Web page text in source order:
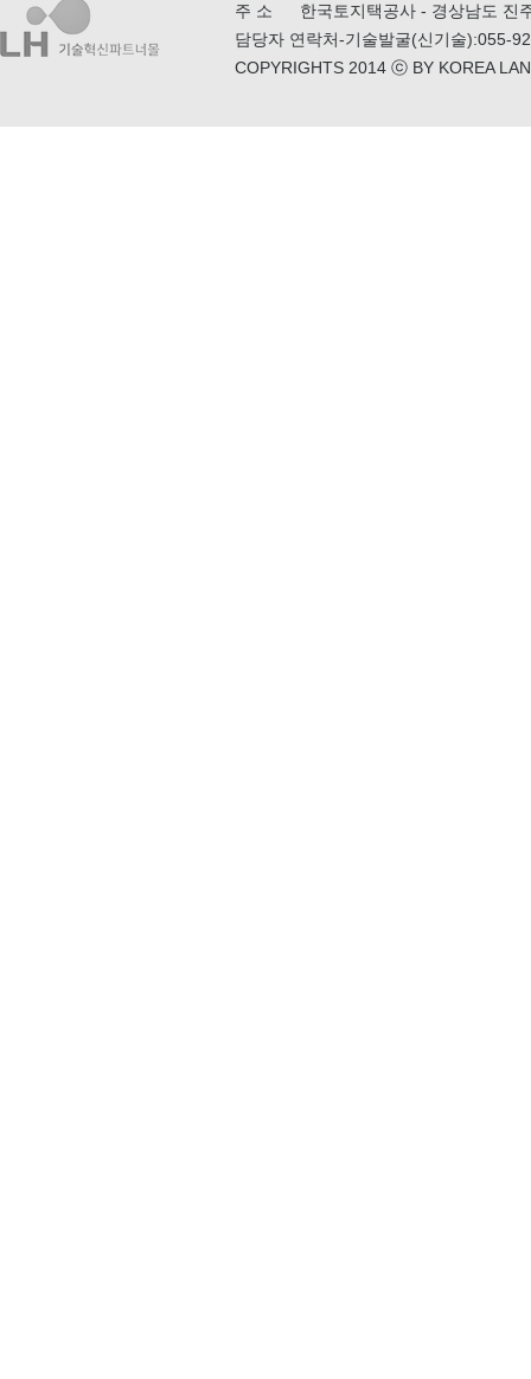
주 소
한국토지택공사 - 경상남도 진
담당자 연락처-기술발굴(신기술):055-
COPYRIGHTS 2014 ⓒ BY KOREA